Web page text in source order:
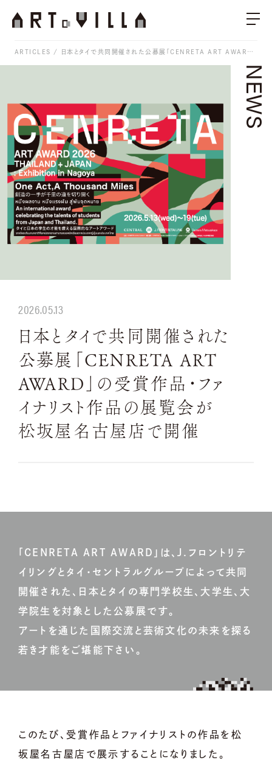
ARTICLES 日本とタイで共同開催された公募展「CENRETA ART AWARD」の受賞作品・ファイナリスト作品の展覧会が松坂屋名古屋店で開催
NEWS
2026.05.13
日本とタイで共同開催された
公募展「CENRETA ART
AWARD」の受賞作品・ファ
イナリスト作品の展覧会が
松坂屋名古屋店で開催
「CENRETA ART AWARD」は、J.フロントリテ
イリングとタイ・セントラルグループによって共同
開催された、日本とタイの専門学校生、大学生、大
学院生を対象とした公募展です。
アートを通じた国際交流と芸術文化の未来を探る
若き才能をご堪能下さい。
このたび、受賞作品とファイナリストの作品を松
坂屋名古屋店で展示することになりました。